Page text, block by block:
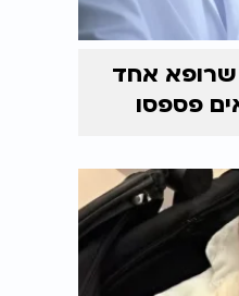
שרופא אחד
פספסו